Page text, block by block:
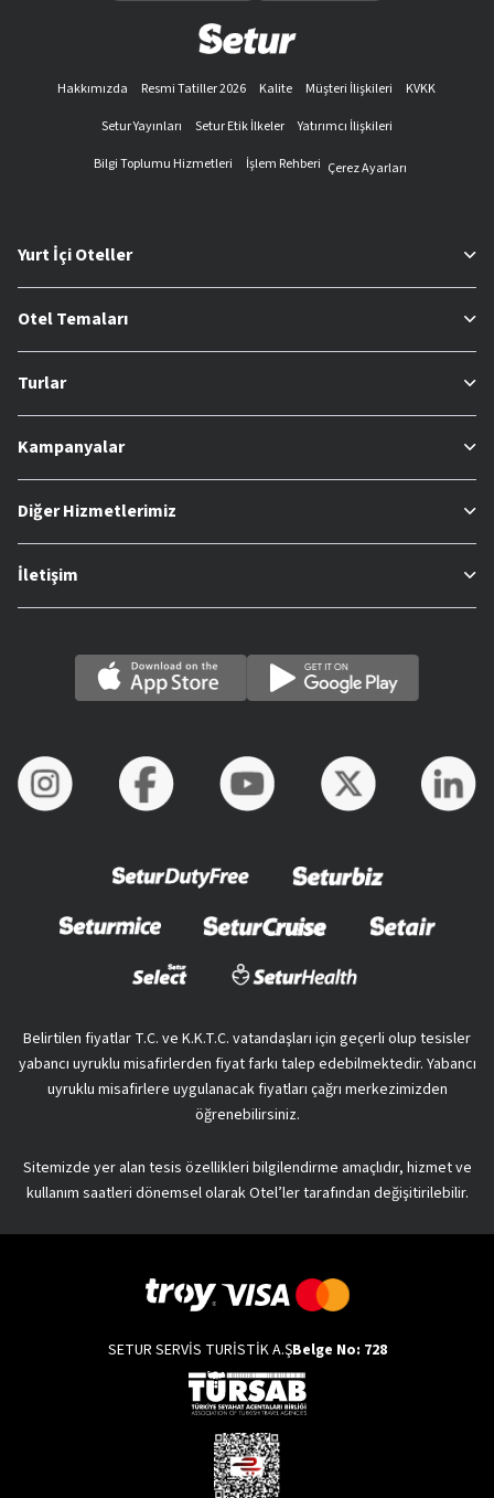
Hakkımızda Resmi Tatiller 2026 Kalite Müşteri İlişkileri
KVKK
Setur Yayınları
Setur Etik İlkeler
Yatırımcı İlişkileri
Bilgi Toplumu Hizmetleri
İşlem Rehberi Çerez Ayarları
Yurt İçi Oteller
Otel Temaları
Turlar
Kampanyalar
Diğer Hizmetlerimiz
İletişim
Belirtilen fiyatlar T.C. ve K.K.T.C. vatandaşları için geçerli olup tesisler
yabancı uyruklu misafirlerden fiyat farkı talep edebilmektedir. Yabancı
uyruklu misafirlere uygulanacak fiyatları çağrı merkezimizden
öğrenebilirsiniz.
Sitemizde yer alan tesis özellikleri bilgilendirme amaçlıdır, hizmet ve
kullanım saatleri dönemsel olarak Otel’ler tarafından değişitirilebilir.
SETUR SERVİS TURİSTİK A.ŞBelge No: 728